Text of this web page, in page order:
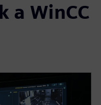
a WinCC